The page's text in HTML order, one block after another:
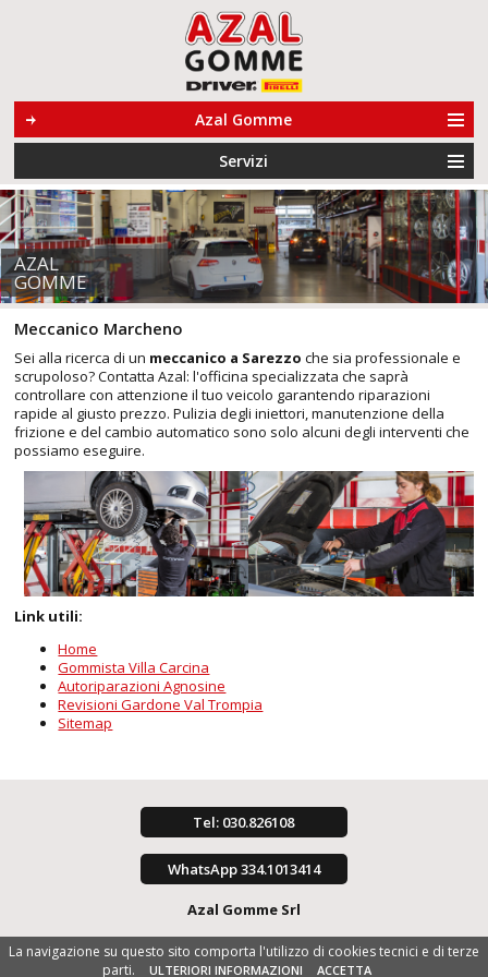
Azal Gomme
Servizi
AZAL
GOMME
Meccanico Marcheno
Sei alla ricerca di un meccanico a Sarezzo che sia professionale e
scrupoloso? Contatta Azal: l'officina specializzata che saprà
controllare con attenzione il tuo veicolo garantendo riparazioni
rapide al giusto prezzo. Pulizia degli iniettori, manutenzione della
frizione e del cambio automatico sono solo alcuni degli interventi che
possiamo eseguire.
Link utili:
Home
Gommista Villa Carcina
Autoriparazioni Agnosine
Revisioni Gardone Val Trompia
Sitemap
Tel: 030.826108
WhatsApp 334.1013414
Azal Gomme Srl
La navigazione su questo sito comporta l'utilizzo di cookies tecnici e di terze
parti.
ULTERIORI INFORMAZIONI ACCETTA